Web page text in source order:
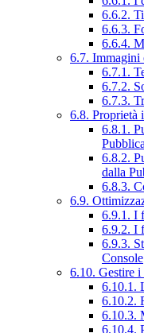
6.6.2.
6.6.3.
6.6.4.
6.7. Immagini
6.7.1.
6.7.2.
6.7.3.
6.8. Proprietà
6.8.1.
6.8.2.
dalla
6.8.3.
6.9.
6.9.1. I
6.9.2. I
6.9.3.
Console
6.10. Gestire i
6.10.1.
6.10.2.
6.10.3.
6.10.4.